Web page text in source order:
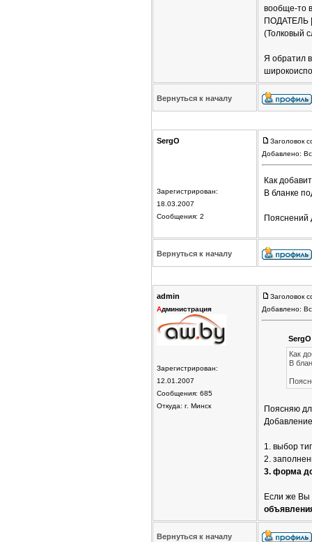
вообще-то
ПОДАТЕЛЬ |
(Толковый
Я обратил
Вернуться к началу
SergO
Зарегистрирован:
18.03.2007
Сообщения: 2
Заголовок
Добавлено:
Как
В бланке
Пояснений
Вернуться к началу
admin
Администрация
Зарегистрирован:
12.01.2007
Сообщения: 685
Откуда: г. Минск
Заголовок
Добавлено:
Как
В
Поясняю
1. выбор
2.
3. форма
Если же Вы
Вернуться к началу